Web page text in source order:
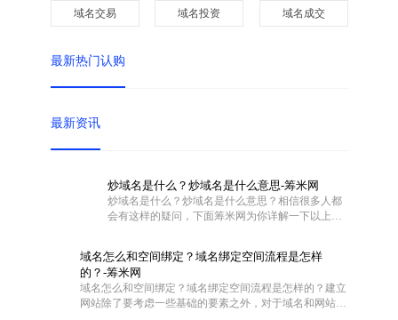
域名交易 域名投资 域名成交
最新热门认购
最新资讯
炒域名是什么？炒域名是什么意思-筹米网
炒域名是什么？炒域名是什么意思？相信很多人都
会有这样的疑问，下面筹米网为你详解一下以上问
域名怎么和空间绑定？域名绑定空间流程是怎样
的？-筹米网
域名怎么和空间绑定？域名绑定空间流程是怎样的？建立
网站除了要考虑一些基础的要素之外，对于域名和网站空